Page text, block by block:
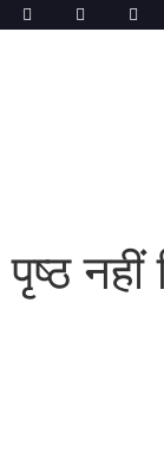
पृष्ठ